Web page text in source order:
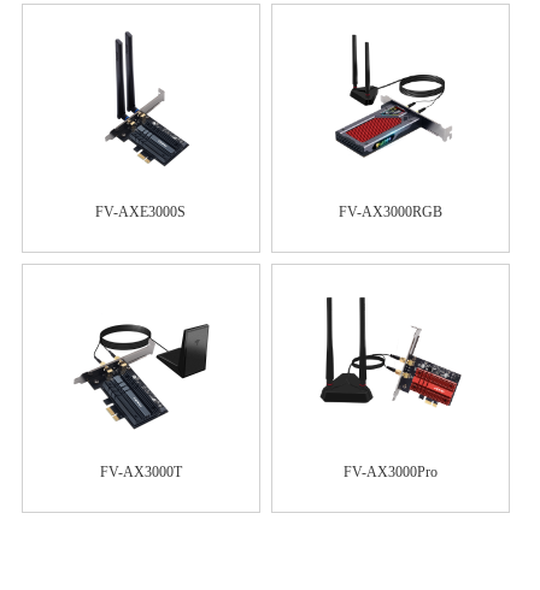
FV-AXE3000S FV-AX3000RGB
FV-AX3000T FV-AX3000Pro